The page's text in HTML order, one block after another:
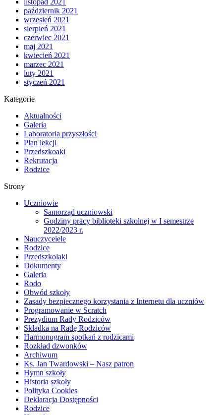
listopad 2021
październik 2021
wrzesień 2021
sierpień 2021
czerwiec 2021
maj 2021
kwiecień 2021
marzec 2021
luty 2021
styczeń 2021
Kategorie
Aktualności
Galeria
Laboratoria przyszłości
Plan lekcji
Przedszkoaki
Rekrutacja
Rodzice
Strony
Uczniowie
Samorząd uczniowski
Godziny pracy biblioteki szkolnej w I semestrze
2022/2023 r.
Nauczyceiele
Rodzice
Przedszkolaki
Dokumenty
Galeria
Rodo
Obwód szkoły
Zasady bezpiecznego korzystania z Internetu dla uczniów
Programowanie w Scratch
Prezydium Rady Rodziców
Składka na Radę Rodziców
Harmonogram spotkań z rodzicami
Rozkład dzwonków
Archiwum
Ks. Jan Twardowski – Nasz patron
Hymn szkoły
Historia szkoły
Polityka Cookies
Deklaracja Dostępności
Rodzice